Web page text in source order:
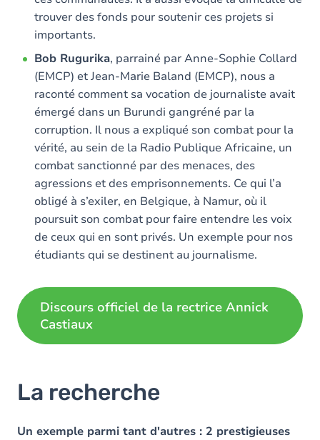
trouver des fonds pour soutenir ces projets si
importants.
Bob Rugurika, parrainé par Anne-Sophie Collard
(EMCP) et Jean-Marie Baland (EMCP), nous a
raconté comment sa vocation de journaliste avait
émergé dans un Burundi gangréné par la
corruption. Il nous a expliqué son combat pour la
vérité, au sein de la Radio Publique Africaine, un
combat sanctionné par des menaces, des
agressions et des emprisonnements. Ce qui l’a
obligé à s’exiler, en Belgique, à Namur, où il
poursuit son combat pour faire entendre les voix
de ceux qui en sont privés. Un exemple pour nos
étudiants qui se destinent au journalisme.
Discours officiel de la rectrice Annick
Castiaux
La recherche
Un exemple parmi tant d'autres : 2 prestigieuses